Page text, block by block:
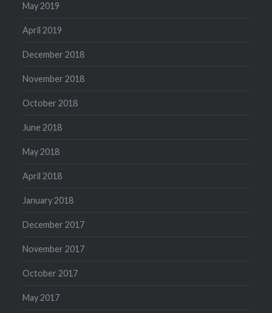
May 2019
April 2019
December 2018
November 2018
October 2018
June 2018
May 2018
April 2018
January 2018
December 2017
November 2017
October 2017
May 2017